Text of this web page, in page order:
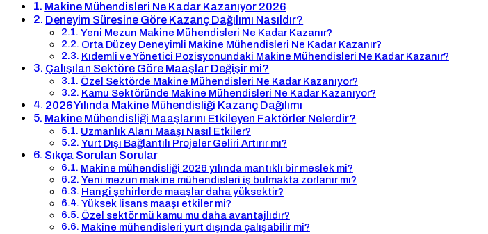
Makine Mühendisleri Ne Kadar Kazanıyor 2026
Deneyim Süresine Göre Kazanç Dağılımı Nasıldır?
Yeni Mezun Makine Mühendisleri Ne Kadar Kazanır?
Orta Düzey Deneyimli Makine Mühendisleri Ne Kadar Kazanır?
Kıdemli ve Yönetici Pozisyonundaki Makine Mühendisleri Ne Kadar Kazanır?
Çalışılan Sektöre Göre Maaşlar Değişir mi?
Özel Sektörde Makine Mühendisleri Ne Kadar Kazanıyor?
Kamu Sektöründe Makine Mühendisleri Ne Kadar Kazanıyor?
2026 Yılında Makine Mühendisliği Kazanç Dağılımı
Makine Mühendisliği Maaşlarını Etkileyen Faktörler Nelerdir?
Uzmanlık Alanı Maaşı Nasıl Etkiler?
Yurt Dışı Bağlantılı Projeler Geliri Artırır mı?
Sıkça Sorulan Sorular
Makine mühendisliği 2026 yılında mantıklı bir meslek mi?
Yeni mezun makine mühendisleri iş bulmakta zorlanır mı?
Hangi şehirlerde maaşlar daha yüksektir?
Yüksek lisans maaşı etkiler mi?
Özel sektör mü kamu mu daha avantajlıdır?
Makine mühendisleri yurt dışında çalışabilir mi?